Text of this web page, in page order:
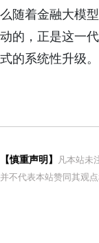
么随着金融大模
动的，正是这一
式的系统性升级。
【慎重声明】
凡本站未
并不代表本站赞同其观